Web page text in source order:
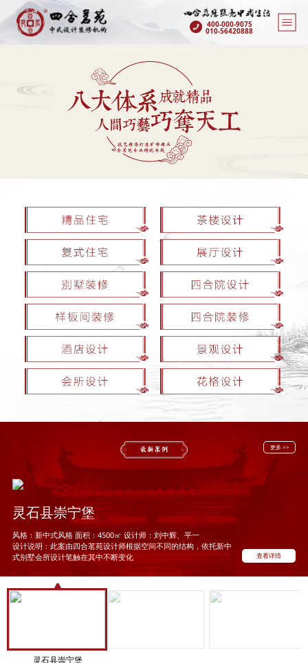
400-000-9075
010-56420888
更多 >>
灵石县崇宁堡
风格：新中式风格 面积：4500㎡ 设计师：刘中辉、平一
设计说明：此案由四合茗苑设计师根据空间不同的结构，依托新中
式别墅会所设计笔触在其中不断变化
查看详情
灵石县崇宁堡